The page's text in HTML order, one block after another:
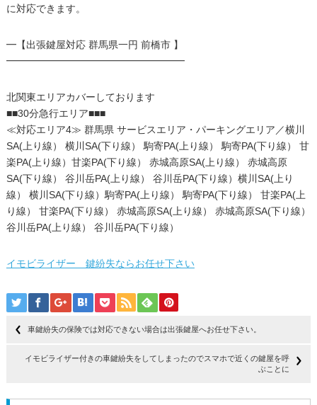
に対応できます。
━【出張鍵屋対応 群馬県一円 前橋市 】
━━━━━━━━━━━━━━━━━━
北関東エリアカバーしております
■■30分急行エリア■■■
≪対応エリア4≫ 群馬県 サービスエリア・パーキングエリア／横川
SA(上り線） 横川SA(下り線） 駒寄PA(上り線） 駒寄PA(下り線） 甘
楽PA(上り線）甘楽PA(下り線） 赤城高原SA(上り線） 赤城高原
SA(下り線） 谷川岳PA(上り線） 谷川岳PA(下り線）横川SA(上り
線） 横川SA(下り線）駒寄PA(上り線） 駒寄PA(下り線） 甘楽PA(上
り線） 甘楽PA(下り線） 赤城高原SA(上り線） 赤城高原SA(下り線）
谷川岳PA(上り線） 谷川岳PA(下り線）
イモビライザー 鍵紛失ならお任せ下さい
車鍵紛失の保険では対応できない場合は出張鍵屋へお任せ下さい。
イモビライザー付きの車鍵紛失をしてしまったのでスマホで近くの鍵屋を呼
ぶことに